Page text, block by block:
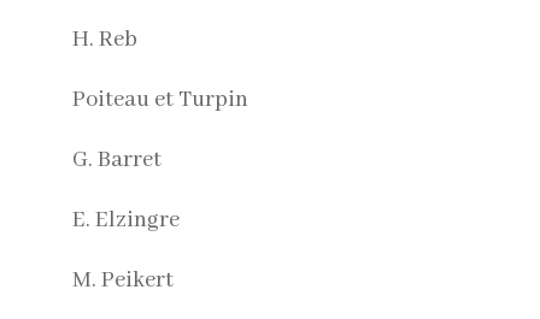
H. Reb
Poiteau et Turpin
G. Barret
E. Elzingre
M. Peikert